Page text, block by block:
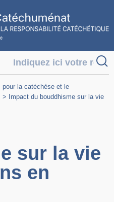
pour la catéchèse et le
>
Impact du bouddhisme sur la vie
sur la vie
en